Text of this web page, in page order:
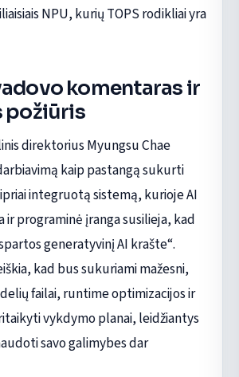
NPU, kurių TOPS rodikliai yra
komentaras ir
požiūris
direktorius Myungsu Chae
kaip pastangą sukurti
integruotą sistemą, kurioje AI
ir programinė įranga susilieja, kad
generatyvinį AI krašte“.
kad bus sukuriami mažesni,
failai, runtime optimizacijos ir
vykdymo planai, leidžiantys
savo galimybes dar